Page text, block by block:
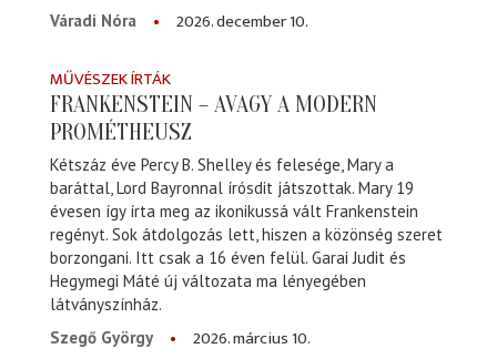
Váradi Nóra
2026. december 10.
MŰVÉSZEK ÍRTÁK
FRANKENSTEIN – AVAGY A MODERN
PROMÉTHEUSZ
Kétszáz éve Percy B. Shelley és felesége, Mary a
baráttal, Lord Bayronnal írósdit játszottak. Mary 19
évesen így írta meg az ikonikussá vált Frankenstein
regényt. Sok átdolgozás lett, hiszen a közönség szeret
borzongani. Itt csak a 16 éven felül. Garai Judit és
Hegymegi Máté új változata ma lényegében
látványszínház.
Szegő György
2026. március 10.